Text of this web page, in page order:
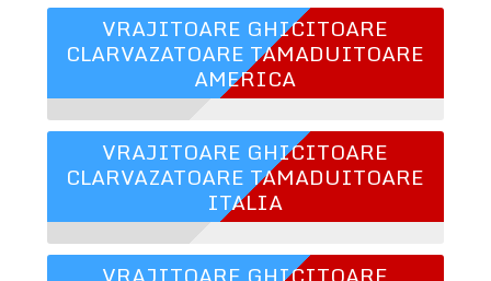
VRAJITOARE GHICITOARE
CLARVAZATOARE TAMADUITOARE
AMERICA
VRAJITOARE GHICITOARE
CLARVAZATOARE TAMADUITOARE
ITALIA